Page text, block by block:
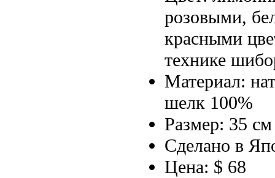
розовыми,
красными
технике
Материал:
шелк 100%
Размер: 35
Сделано в
Цена: $ 68